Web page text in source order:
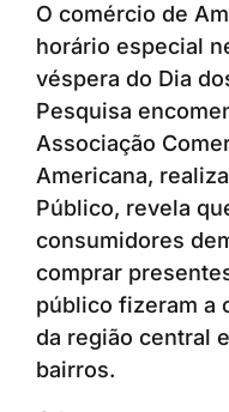
O comércio de
horário especial
véspera do Dia
Pesquisa
Associação
Americana,
Público, revela
consumidores
comprar
público fizeram a
da região central
bairros.